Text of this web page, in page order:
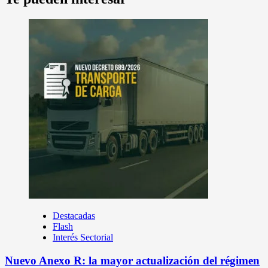
Destacadas
Flash
Interés Sectorial
Nuevo Anexo R: la mayor actualización del régimen